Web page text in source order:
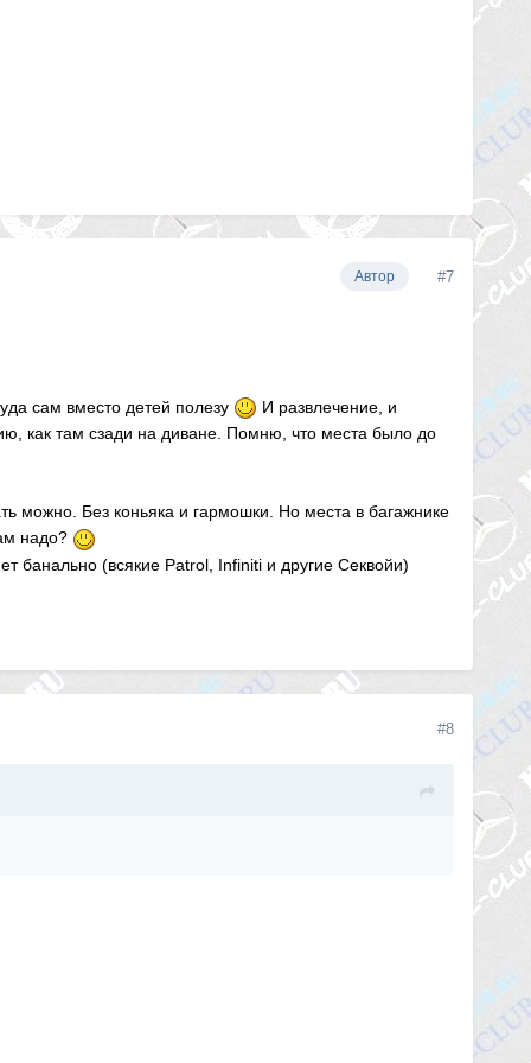
Автор #7
сам вместо детей полезу
И развлечение, и
как там сзади на диване. Помню, что места было до
можно. Без коньяка и гармошки. Но места в багажнике
надо?
(всякие Patrol, Infiniti и другие Секвойи)
#8